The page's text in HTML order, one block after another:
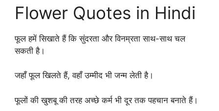
Flower Quotes in Hindi
फूल हमें सिखाते हैं कि सुंदरता और विनम्रता साथ-साथ चल
सकती है।
जहाँ फूल खिलते हैं, वहाँ उम्मीद भी जन्म लेती है।
फूलों की खुशबू की तरह अच्छे कर्म भी दूर तक पहचान बनाते हैं।